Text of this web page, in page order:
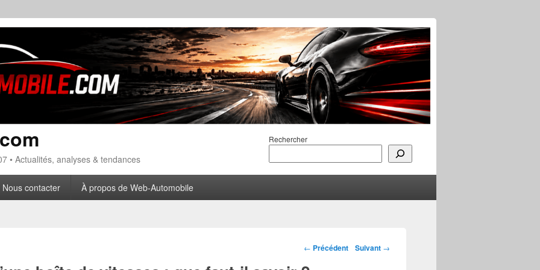
Rechercher
• Actualités, analyses & tendances
Nous contacter À propos de Web-Automobile
Navigation des
← Précédent Suivant →